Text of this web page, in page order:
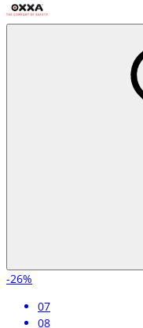
-26%
07
08